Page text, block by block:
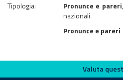
Tipologia:
Pronunce e pareri
nazionali
Pronunce e pareri
Valuta questo sito
Valuta